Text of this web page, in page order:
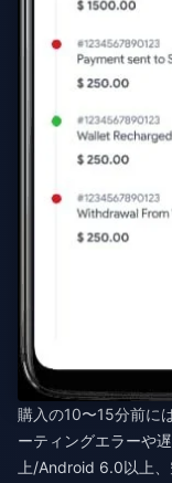
購入の10〜15分前に
ーティングエラーや
上/Android 6.0以上